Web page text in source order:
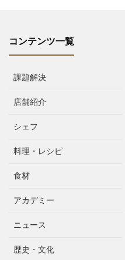
コンテンツ一覧
課題解決
店舗紹介
シェフ
料理・レシピ
食材
アカデミー
ニュース
歴史・文化